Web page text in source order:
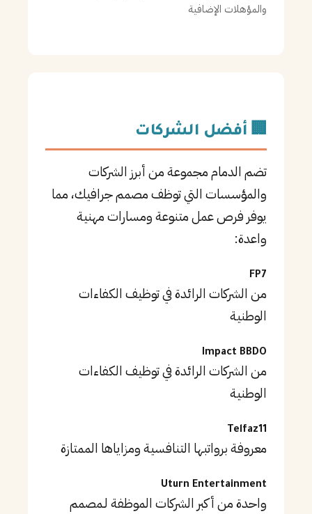
والمؤهلات الإضافية
🏢 أفضل الشركات
تضم الدمام مجموعة من أبرز الشركات
والمؤسسات التي توظف مصمم جرافيك، مما
يوفر فرص عمل متنوعة ومسارات مهنية
واعدة:
FP7
من الشركات الرائدة في توظيف الكفاءات
الوطنية
Impact BBDO
من الشركات الرائدة في توظيف الكفاءات
الوطنية
Telfaz11
معروفة برواتبها التنافسية ومزاياها الممتازة
Uturn Entertainment
واحدة من أكبر الشركات الموظفة لـمصمم